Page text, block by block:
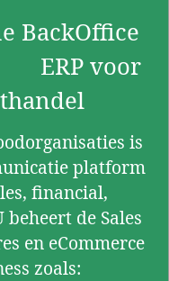
voor
is
platform
financial,
beheert de Sales
en eCommerce
zoals: